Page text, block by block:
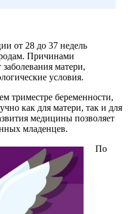
от 28 до 37 недель
Причинами
матери,
условия.
триместре беременности,
как для матери, так и для
медицины позволяет
младенцев.
По